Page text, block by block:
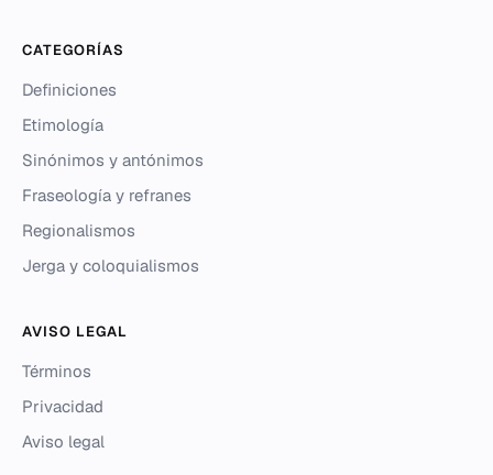
CATEGORÍAS
Definiciones
Etimología
Sinónimos y antónimos
Fraseología y refranes
Regionalismos
Jerga y coloquialismos
AVISO LEGAL
Términos
Privacidad
Aviso legal